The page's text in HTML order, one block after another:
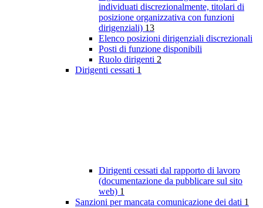
individuati discrezionalmente, titolari di
posizione organizzativa con funzioni
dirigenziali) 13
Elenco posizioni dirigenziali discrezionali
Posti di funzione disponibili
Ruolo dirigenti 2
Dirigenti cessati 1
Dirigenti cessati dal rapporto di lavoro
(documentazione da pubblicare sul sito
web) 1
Sanzioni per mancata comunicazione dei dati 1